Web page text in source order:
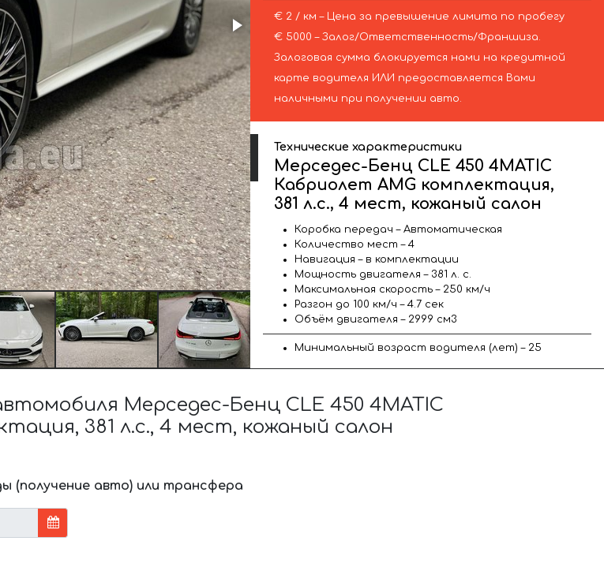
€ 2 / км – Цена за превышение лимита по пробегу
€ 5000 – Залог/Ответственность/Франшиза.
Залоговая сумма блокируется нами на кредитной
карте водителя ИЛИ предоставляется Вами
наличными при получении авто.
Технические характеристики
Мерседес-Бенц CLE 450 4MATIC
Кабриолет AMG комплектация,
381 л.с., 4 мест, кожаный салон
Коробка передач – Автоматическая
Количество мест – 4
Навигация – в комплектации
Мощность двигателя – 381 л. с.
Максимальная скорость – 250 км/ч
Разгон до 100 км/ч – 4.7 сек
Объём двигателя – 2999 см3
Минимальный возраст водителя (лет) – 25
Мерседес-Бенц CLE 450 4MATIC
381 л.с., 4 мест, кожаный салон
(получение авто) или трансфера